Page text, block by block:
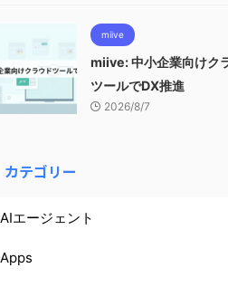
miive
miive: 中小企業向けク
ツールでDX推進
2026/8/7
カテゴリー
AIエージェント
Apps